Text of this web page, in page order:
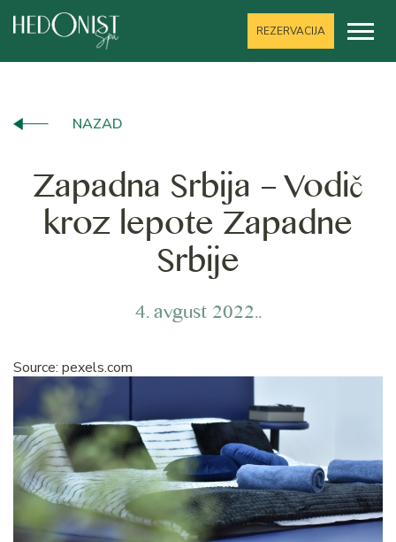
REZERVACIJA
NAZAD
Zapadna Srbija – Vodič
kroz lepote Zapadne
Srbije
4. avgust 2022..
Source: pexels.com